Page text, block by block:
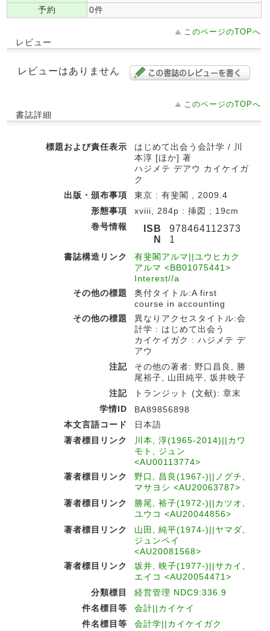
予約
0件
このページのTOPへ
レビュー
レビューはありません
このページのTOPへ
書誌詳細
標題および責任表示
はじめて出会う会計学 / 川
本淳 [ほか] 著
ハジメテ デアウ カイケイガ
ク
出版・頒布事項
東京 : 有斐閣 , 2009.4
形態事項
xviii, 284p : 挿図 ; 19cm
巻号情報
ISB
N
978464112373
1
書誌構造リンク
有斐閣アルマ||ユウヒカク
アルマ <BB01075441>
Interest//a
その他の標題
奥付タイトル:A first
course in accounting
その他の標題
異なりアクセスタイトル:会
計学 : はじめて出会う
カイケイガク : ハジメテ デ
アウ
注記
その他の著者: 野口昌良, 勝
尾裕子, 山田純平, 坂井映子
注記
トランジット (文献): 章末
学情ID
BA89856898
本文言語コード
日本語
著者標目リンク
川本, 淳(1965-2014)||カワ
モト, ジュン
<AU00113774>
著者標目リンク
野口, 昌良(1967-)||ノグチ,
マサヨシ <AU20063787>
著者標目リンク
勝尾, 裕子(1972-)||カツオ,
ユウコ <AU20044856>
著者標目リンク
山田, 純平(1974-)||ヤマダ,
ジュンペイ
<AU20081568>
著者標目リンク
坂井, 映子(1977-)||サカイ,
エイコ <AU20054471>
分類標目
経営管理 NDC9:336.9
件名標目等
会計||カイケイ
件名標目等
会計学||カイケイガク